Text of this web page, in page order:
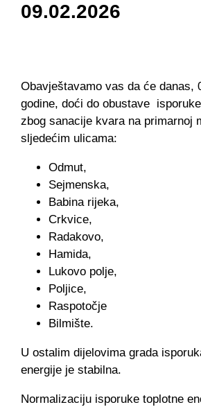
09.02.2026
Obavještavamo vas da će danas,
godine, doći do obustave
zbog sanacije kvara na primarnoj
sljedećim ulicama:
Odmut,
Sejmenska,
Babina rijeka,
Crkvice,
Radakovo,
Hamida,
Lukovo polje,
Poljice,
Raspotočje
Bilmište.
U ostalim dijelovima grada
energije je stabilna.
Normalizaciju isporuke toplotne